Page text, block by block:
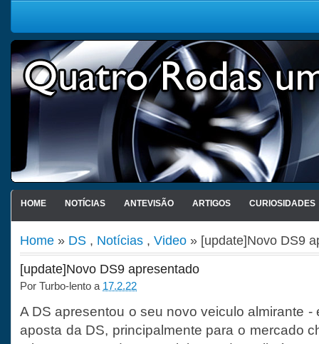
HOME NOTÍCIAS ANTEVISÃO ARTIGOS CURIOSIDADES
Home » DS , Notícias , Video » [update]Novo DS9
[update]Novo DS9 apresentado
Por Turbo-lento a 17.2.22
A DS apresentou o seu novo veiculo almirante -
aposta da DS, principalmente para o mercado